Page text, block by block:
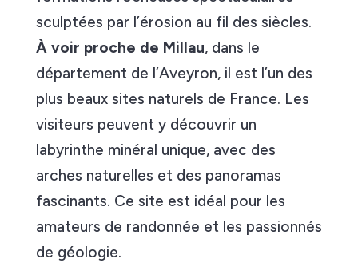
sculptées par l’érosion au fil des siècles.
À voir proche de Millau, dans le
département de l’Aveyron, il est l’un des
plus beaux sites naturels de France. Les
visiteurs peuvent y découvrir un
labyrinthe minéral unique, avec des
arches naturelles et des panoramas
fascinants. Ce site est idéal pour les
amateurs de randonnée et les passionnés
de géologie.